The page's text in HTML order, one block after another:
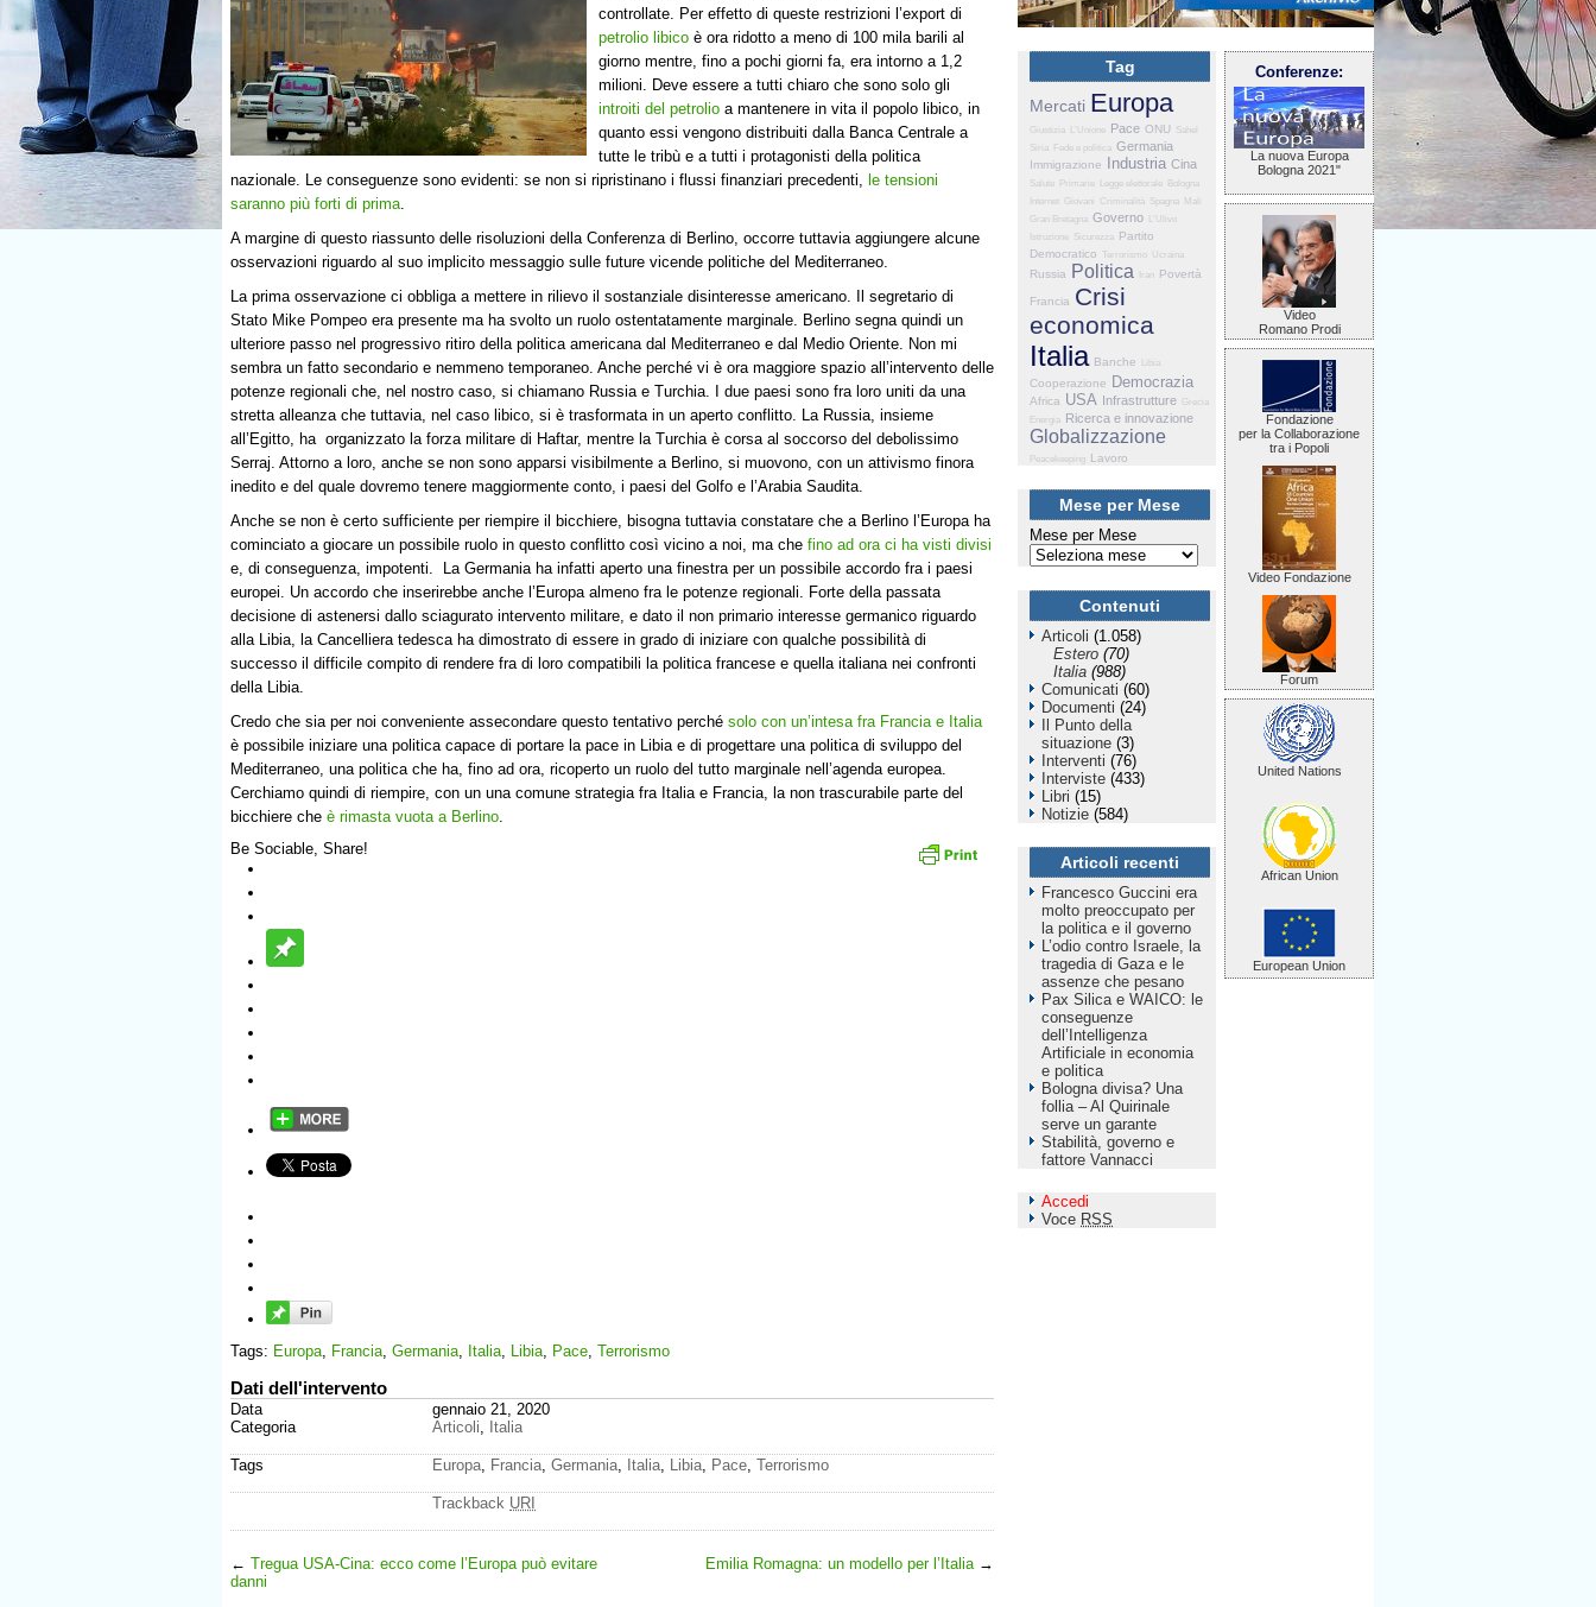
controllate. Per effetto di queste restrizioni l’export di
petrolio libico è ora ridotto a meno di 100 mila barili al
giorno mentre, fino a pochi giorni fa, era intorno a 1,2
milioni. Deve essere a tutti chiaro che sono solo gli
introiti del petrolio a mantenere in vita il popolo libico, in
quanto essi vengono distribuiti dalla Banca Centrale a
tutte le tribù e a tutti i protagonisti della politica
nazionale. Le conseguenze sono evidenti: se non si ripristinano i flussi finanziari precedenti, le tensioni
saranno più forti di prima
A margine di questo riassunto delle risoluzioni della Conferenza di Berlino, occorre tuttavia aggiungere alcune
osservazioni riguardo al suo implicito messaggio sulle future vicende politiche del Mediterraneo.
La prima osservazione ci obbliga a mettere in rilievo il sostanziale disinteresse americano. Il segretario di
Stato Mike Pompeo era presente ma ha svolto un ruolo ostentatamente marginale. Berlino segna quindi un
ulteriore passo nel progressivo ritiro della politica americana dal Mediterraneo e dal Medio Oriente. Non mi
sembra un fatto secondario e nemmeno temporaneo. Anche perché vi è ora maggiore spazio all’intervento delle
potenze regionali che, nel nostro caso, si chiamano Russia e Turchia. I due paesi sono fra loro uniti da una
stretta alleanza che tuttavia, nel caso libico, si è trasformata in un aperto conflitto. La Russia, insieme
all’Egitto, ha organizzato la forza militare di Haftar, mentre la Turchia è corsa al soccorso del debolissimo
Serraj. Attorno a loro, anche se non sono apparsi visibilmente a Berlino, si muovono, con un attivismo finora
inedito e del quale dovremo tenere maggiormente conto, i paesi del Golfo e l’Arabia Saudita.
Anche se non è certo sufficiente per riempire il bicchiere, bisogna tuttavia constatare che a Berlino l’Europa ha
cominciato a giocare un possibile ruolo in questo conflitto così vicino a noi, ma che fino ad ora ci ha visti divisi
e, di conseguenza, impotenti. La Germania ha infatti aperto una finestra per un possibile accordo fra i paesi
europei. Un accordo che inserirebbe anche l’Europa almeno fra le potenze regionali. Forte della passata
decisione di astenersi dallo sciagurato intervento militare, e dato il non primario interesse germanico riguardo
alla Libia, la Cancelliera tedesca ha dimostrato di essere in grado di iniziare con qualche possibilità di
successo il difficile compito di rendere fra di loro compatibili la politica francese e quella italiana nei confronti
della Libia.
Credo che sia per noi conveniente assecondare questo tentativo perché solo con un’intesa fra Francia e Italia
è possibile iniziare una politica capace di portare la pace in Libia e di progettare una politica di sviluppo del
Mediterraneo, una politica che ha, fino ad ora, ricoperto un ruolo del tutto marginale nell’agenda europea.
Cerchiamo quindi di riempire, con un una comune strategia fra Italia e Francia, la non trascurabile parte del
bicchiere che è rimasta vuota a Berlino
Be Sociable, Share!
Tags: Europa, Francia, Germania, Italia, Libia, Pace, Terrorismo
Dati dell'intervento
Data
Categoria
gennaio 21, 2020
Articoli, Italia
Tags Europa, Francia, Germania, Italia, Libia, Pace, Terrorismo
Trackback URI
← Tregua USA-Cina: ecco come l’Europa può evitare
danni
Emilia Romagna: un modello per l’Italia→
Tag
Mercati Europa
Giustizia L'Unione Pace ONU Sahel
Siria
Fede e politica Germania
Immigrazione Industria Cina
Salute Primarie Legge elettorale
Bologna
Internet
Giovani Criminalità Spagna
Mali
Gran Bretagna Governo
L'Ulivo
Istruzione Sicurezza Partito
Democratico
Terrorismo Ucraina
Russia Politica Iran Povertà
Francia Crisi
economica
Italia Banche Libia
Cooperazione Democrazia
Africa USA Infrastrutture
Grecia
Energia Ricerca e innovazione
Globalizzazione
Peacekeeping Lavoro
Mese per Mese
Mese per Mese
Contenuti
Articoli (1.058)
Estero (70)
Italia (988)
Comunicati (60)
Documenti (24)
Il Punto della
situazione (3)
Interventi (76)
Interviste (433)
Libri (15)
Notizie (584)
Articoli recenti
Francesco Guccini era
molto preoccupato per
la politica e il governo
L’odio contro Israele, la
tragedia di Gaza e le
assenze che pesano
Pax Silica e WAICO: le
conseguenze
dell’Intelligenza
Artificiale in economia
e politica
Bologna divisa? Una
follia – Al Quirinale
serve un garante
Stabilità, governo e
fattore Vannacci
Accedi
Voce RSS
Conferenze:
La nuova Europa
Bologna 2021"
Video
Romano Prodi
Fondazione
per la Collaborazione
tra i Popoli
Video Fondazione
Forum
United Nations
African Union
European Union